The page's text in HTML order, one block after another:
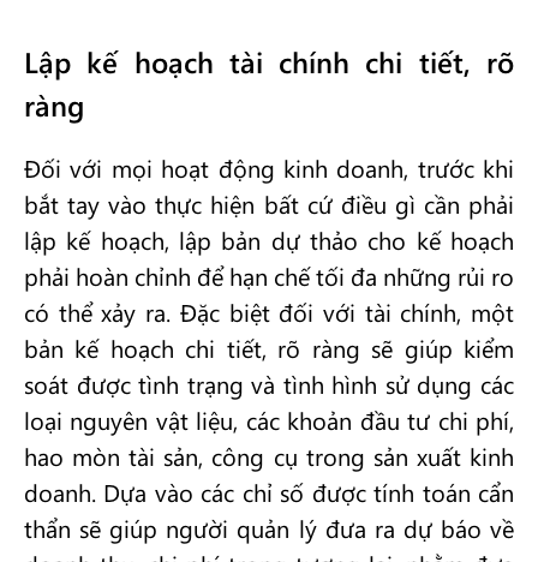
Lập kế hoạch tài chính chi tiết, rõ
ràng
Đối với mọi hoạt động kinh doanh, trước khi
bắt tay vào thực hiện bất cứ điều gì cần phải
lập kế hoạch, lập bản dự thảo cho kế hoạch
phải hoàn chỉnh để hạn chế tối đa những rủi ro
có thể xảy ra. Đặc biệt đối với tài chính, một
bản kế hoạch chi tiết, rõ ràng sẽ giúp kiểm
soát được tình trạng và tình hình sử dụng các
loại nguyên vật liệu, các khoản đầu tư chi phí,
hao mòn tài sản, công cụ trong sản xuất kinh
doanh. Dựa vào các chỉ số được tính toán cẩn
thẩn sẽ giúp người quản lý đưa ra dự báo về